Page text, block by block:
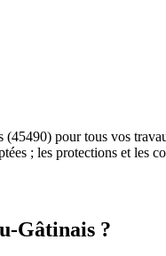
pour tous vos
; les protections et les
Gâtinais ?